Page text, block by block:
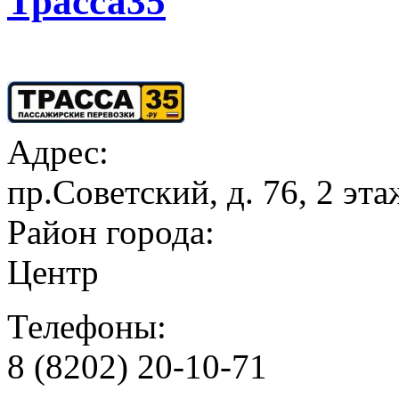
Адрес:
пр.Советский, д. 76, 2
Район города:
Центр
Телефоны:
8 (8202) 20-10-71